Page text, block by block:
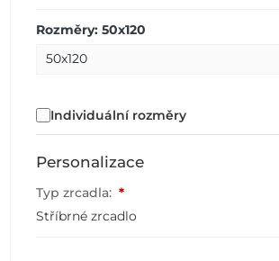
Rozměry: 50x120
Individuální rozměry
Personalizace
Typ zrcadla: *
Stříbrné zrcadlo